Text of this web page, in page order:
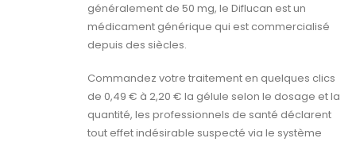
généralement de 50 mg, le Diflucan est un
médicament générique qui est commercialisé
depuis des siècles.
Commandez votre traitement en quelques clics
de 0,49 € à 2,20 € la gélule selon le dosage et la
quantité, les professionnels de santé déclarent
tout effet indésirable suspecté via le système